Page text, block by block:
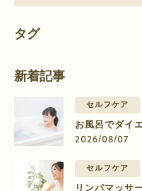
タグ
新着記事
セルフケア
お風呂でダイ
のやり方【部位
2026/08/07
セルフケア
リンパマッサ